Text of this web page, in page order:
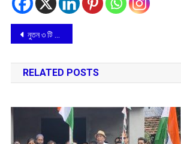
Post
navigation
নুতন ৩ টি কেন্দ্রীয় আইনের বিরুদ্ধে জোরালো প্রতিবাদ বার কাউন্সিলের
RELATED POSTS